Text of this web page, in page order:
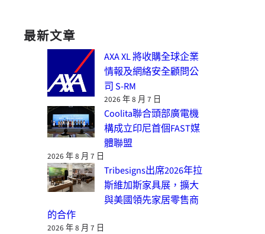
最新文章
AXA XL 將收購全球企業
情報及網絡安全顧問公
司 S-RM
2026 年 8 月 7 日
Coolita聯合頭部廣電機
構成立印尼首個FAST媒
體聯盟
2026 年 8 月 7 日
Tribesigns出席2026年拉
斯維加斯家具展，擴大
與美國領先家居零售商
的合作
2026 年 8 月 7 日